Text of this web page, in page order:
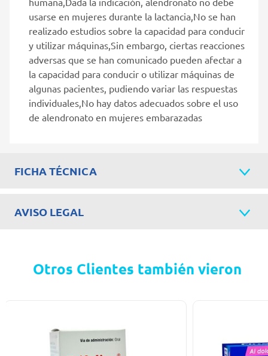
usarse en mujeres durante la lactancia,No se han
realizado estudios sobre la capacidad para conducir
y utilizar máquinas,Sin embargo, ciertas reacciones
adversas que se han comunicado pueden afectar a
la capacidad para conducir o utilizar máquinas de
algunas pacientes, pudiendo variar las respuestas
individuales,No hay datos adecuados sobre el uso
de alendronato en mujeres embarazadas
FICHA TÉCNICA
AVISO LEGAL
Otros Clientes también vieron